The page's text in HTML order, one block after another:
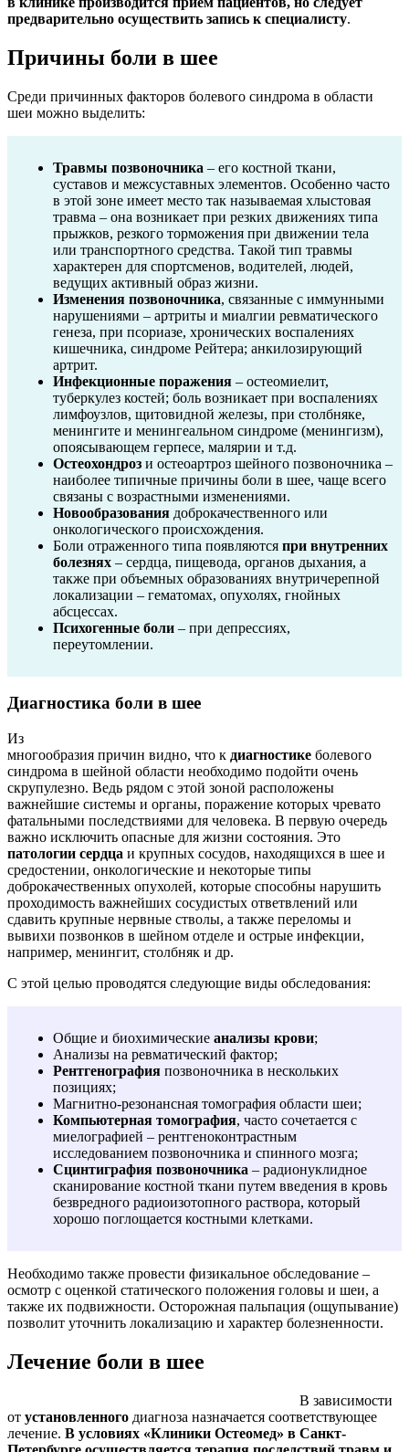
предварительно осуществить запись к специалисту.
Причины боли в шее
Среди причинных факторов болевого синдрома в области
шеи можно выделить:
Травмы позвоночника – его костной ткани,
суставов и межсуставных элементов. Особенно часто
в этой зоне имеет место так называемая хлыстовая
травма – она возникает при резких движениях типа
прыжков, резкого торможения при движении тела
или транспортного средства. Такой тип травмы
характерен для спортсменов, водителей, людей,
ведущих активный образ жизни.
Изменения позвоночника, связанные с иммунными
нарушениями – артриты и миалгии ревматического
генеза, при псориазе, хронических воспалениях
кишечника, синдроме Рейтера; анкилозирующий
артрит.
Инфекционные поражения – остеомиелит,
туберкулез костей; боль возникает при воспалениях
лимфоузлов, щитовидной железы, при столбняке,
менингите и менингеальном синдроме (менингизм),
опоясывающем герпесе, малярии и т.д.
Остеохондроз и остеоартроз шейного позвоночника –
наиболее типичные причины боли в шее, чаще всего
связаны с возрастными изменениями.
Новообразования доброкачественного или
онкологического происхождения.
Боли отраженного типа появляются при внутренних
болезнях – сердца, пищевода, органов дыхания, а
также при объемных образованиях внутричерепной
локализации – гематомах, опухолях, гнойных
абсцессах.
Психогенные боли – при депрессиях,
переутомлении.
Диагностика боли в шее
Из
многообразия причин видно, что к диагностике болевого
синдрома в шейной области необходимо подойти очень
скрупулезно. Ведь рядом с этой зоной расположены
важнейшие системы и органы, поражение которых чревато
фатальными последствиями для человека. В первую очередь
важно исключить опасные для жизни состояния. Это
патологии сердца и крупных сосудов, находящихся в шее и
средостении, онкологические и некоторые типы
доброкачественных опухолей, которые способны нарушить
проходимость важнейших сосудистых ответвлений или
сдавить крупные нервные стволы, а также переломы и
вывихи позвонков в шейном отделе и острые инфекции,
например, менингит, столбняк и др.
С этой целью проводятся следующие виды обследования:
Общие и биохимические анализы крови;
Анализы на ревматический фактор;
Рентгенография позвоночника в нескольких
позициях;
Магнитно-резонансная томография области шеи;
Компьютерная томография, часто сочетается с
миелографией – рентгеноконтрастным
исследованием позвоночника и спинного мозга;
Сцинтиграфия позвоночника – радионуклидное
сканирование костной ткани путем введения в кровь
безвредного радиоизотопного раствора, который
хорошо поглощается костными клетками.
Необходимо также провести физикальное обследование –
осмотр с оценкой статического положения головы и шеи, а
также их подвижности. Осторожная пальпация (ощупывание)
позволит уточнить локализацию и характер болезненности.
Лечение боли в шее
В зависимости
от установленного диагноза назначается соответствующее
лечение. В условиях «Клиники Остеомед» в Санкт-